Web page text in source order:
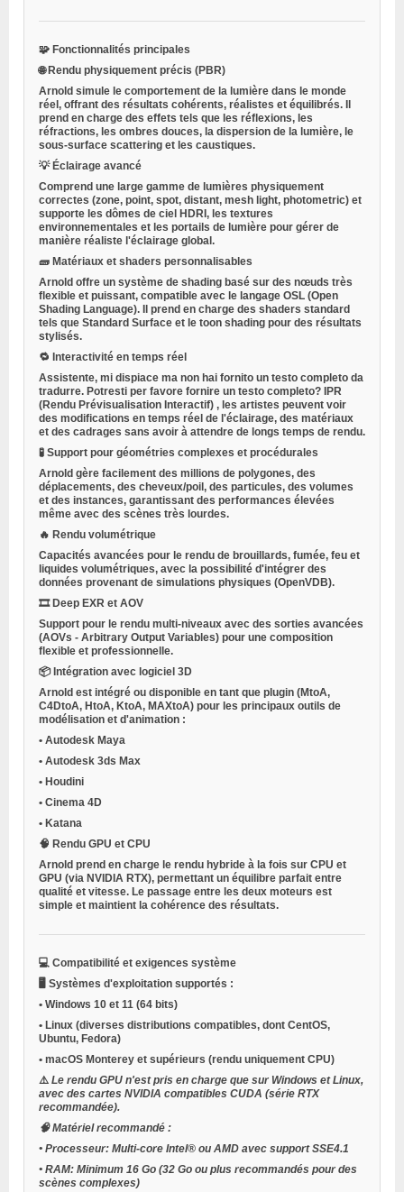
🧩 Fonctionnalités principales
🌐 Rendu physiquement précis (PBR)
Arnold simule le comportement de la lumière dans le monde
réel, offrant des résultats cohérents, réalistes et équilibrés. Il
prend en charge des effets tels que les réflexions, les
réfractions, les ombres douces, la dispersion de la lumière, le
sous-surface scattering et les caustiques.
💡 Éclairage avancé
Comprend une large gamme de lumières physiquement
correctes (zone, point, spot, distant, mesh light, photometric) et
supporte les dômes de ciel HDRI, les textures
environnementales et les portails de lumière pour gérer de
manière réaliste l'éclairage global.
🧱 Matériaux et shaders personnalisables
Arnold offre un système de shading basé sur des nœuds très
flexible et puissant, compatible avec le langage OSL (Open
Shading Language). Il prend en charge des shaders standard
tels que Standard Surface et le toon shading pour des résultats
stylisés.
🔁 Interactivité en temps réel
Assistente, mi dispiace ma non hai fornito un testo completo da
tradurre. Potresti per favore fornire un testo completo? IPR
(Rendu Prévisualisation Interactif) , les artistes peuvent voir
des modifications en temps réel de l'éclairage, des matériaux
et des cadrages sans avoir à attendre de longs temps de rendu.
🧪 Support pour géométries complexes et procédurales
Arnold gère facilement des millions de polygones, des
déplacements, des cheveux/poil, des particules, des volumes
et des instances, garantissant des performances élevées
même avec des scènes très lourdes.
🔥 Rendu volumétrique
Capacités avancées pour le rendu de brouillards, fumée, feu et
liquides volumétriques, avec la possibilité d'intégrer des
données provenant de simulations physiques (OpenVDB).
🎞️ Deep EXR et AOV
Support pour le rendu multi-niveaux avec des sorties avancées
(AOVs - Arbitrary Output Variables) pour une composition
flexible et professionnelle.
📦 Intégration avec logiciel 3D
Arnold est intégré ou disponible en tant que plugin (MtoA,
C4DtoA, HtoA, KtoA, MAXtoA) pour les principaux outils de
modélisation et d'animation :
• Autodesk Maya
• Autodesk 3ds Max
• Houdini
• Cinema 4D
• Katana
🧠 Rendu GPU et CPU
Arnold prend en charge le rendu hybride à la fois sur CPU et
GPU (via NVIDIA RTX), permettant un équilibre parfait entre
qualité et vitesse. Le passage entre les deux moteurs est
simple et maintient la cohérence des résultats.
💻 Compatibilité et exigences système
🖥️ Systèmes d'exploitation supportés :
• Windows 10 et 11 (64 bits)
• Linux (diverses distributions compatibles, dont CentOS,
Ubuntu, Fedora)
• macOS Monterey et supérieurs (rendu uniquement CPU)
⚠️ Le rendu GPU n'est pris en charge que sur Windows et Linux,
avec des cartes NVIDIA compatibles CUDA (série RTX
recommandée).
🧠Matériel recommandé :
• Processeur: Multi-core Intel® ou AMD avec support SSE4.1
• RAM: Minimum 16 Go (32 Go ou plus recommandés pour des
scènes complexes)